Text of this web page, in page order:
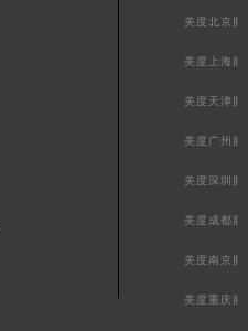
美度北京服
美度上海服
美度天津服
美度广州服
美度深圳服
美度成都服
美度南京服
美度重庆服